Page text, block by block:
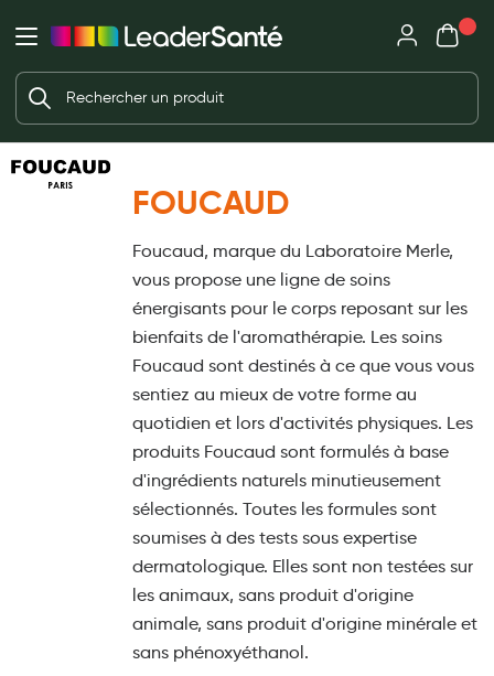
Ma Pharmacie LeaderSanté
Ouvrir l'application
Ouvrir
Créer un compte
Mon
Votre panier est vide
Beauté et soin
Visage
Soins mains et ongles
Dentifrices et bains de bouche
Brosses à dents et accessoires dentaires
Crème solaire - Visage et corps
Préservatifs - Gels lubrifiants
FOUCAUD
Foucaud, marque du Laboratoire Merle,
vous propose une ligne de soins
énergisants pour le corps reposant sur les
bienfaits de l'aromathérapie. Les soins
Foucaud sont destinés à ce que vous vous
sentiez au mieux de votre forme au
quotidien et lors d'activités physiques. Les
produits Foucaud sont formulés à base
d'ingrédients naturels minutieusement
sélectionnés. Toutes les formules sont
soumises à des tests sous expertise
dermatologique. Elles sont non testées sur
les animaux, sans produit d'origine
animale, sans produit d'origine minérale et
sans phénoxyéthanol.